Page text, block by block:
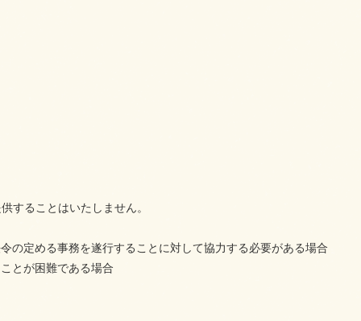
することはいたしません。
の定める事務を遂行することに対して協力する必要がある場合
とが困難である場合